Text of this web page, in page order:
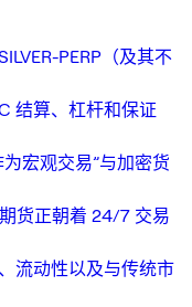
PERP（及其不
结算、杠杆和保证
宏观交易”与加密货
货正朝着 24/7 交易
流动性以及与传统市